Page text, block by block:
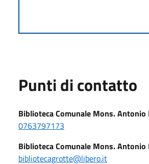
Punti di contatto
Biblioteca Comunale Mons. Antonio
0763797173
Biblioteca Comunale Mons. Antonio
bibliotecagrotte@libero.it